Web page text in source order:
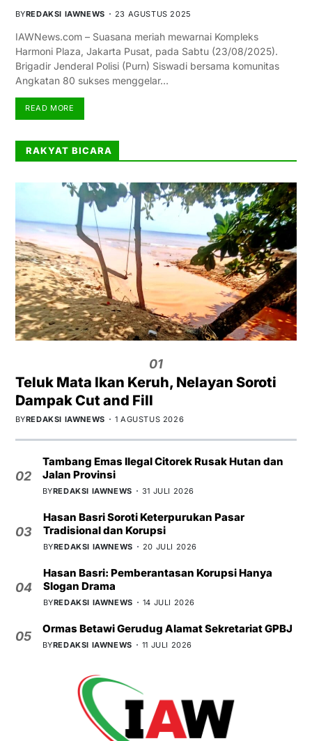
BYREDAKSI IAWNEWS 23 AGUSTUS 2025
IAWNews.com – Suasana meriah mewarnai Kompleks
Harmoni Plaza, Jakarta Pusat, pada Sabtu (23/08/2025).
Brigadir Jenderal Polisi (Purn) Siswadi bersama komunitas
Angkatan 80 sukses menggelar…
READ MORE
RAKYAT BICARA
01
Teluk Mata Ikan Keruh, Nelayan Soroti
Dampak Cut and Fill
BYREDAKSI IAWNEWS 1 AGUSTUS 2026
02
Tambang Emas Ilegal Citorek Rusak Hutan dan
Jalan Provinsi
BYREDAKSI IAWNEWS 31 JULI 2026
03
Hasan Basri Soroti Keterpurukan Pasar
Tradisional dan Korupsi
BYREDAKSI IAWNEWS 20 JULI 2026
04
Hasan Basri: Pemberantasan Korupsi Hanya
Slogan Drama
BYREDAKSI IAWNEWS 14 JULI 2026
05
Ormas Betawi Gerudug Alamat Sekretariat GPBJ
BYREDAKSI IAWNEWS 11 JULI 2026